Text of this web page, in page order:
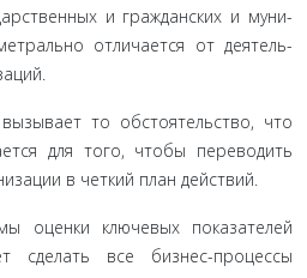
и гражданских и муни­
отличается от деятель­
то обстоятельство, что
для того, чтобы переводить
в четкий план действий.
оценки ключевых показателей
сделать все бизнес-процессы